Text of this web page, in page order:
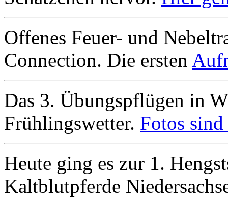
Offenes Feuer- und
Connection. Die ersten
Das 3. Übungspflügen in
Frühlingswetter. Fotos
Heute ging es zur 1.
Kaltblutpferde